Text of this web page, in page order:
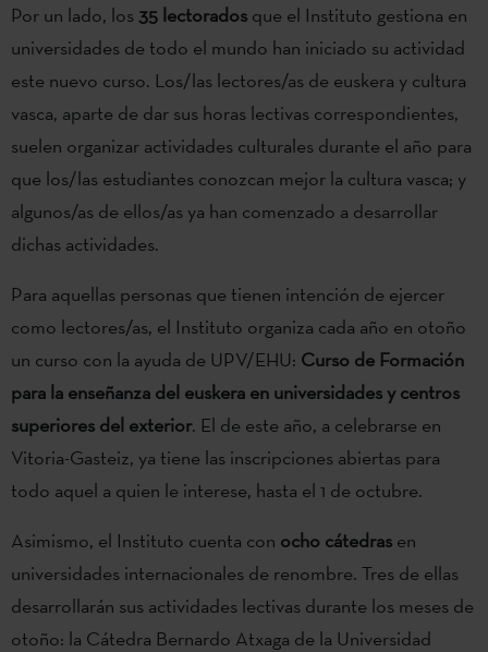
Por un lado, los35 lectorados que el Instituto gestiona en
universidades de todo el mundo han iniciado su actividad
este nuevo curso. Los/las lectores/as de euskera y cultura
vasca, aparte de dar sus horas lectivas correspondientes,
suelen organizar actividades culturales durante el año para
que los/las estudiantes conozcan mejor la cultura vasca; y
algunos/as de ellos/as ya han comenzado a desarrollar
dichas actividades.
Para aquellas personas que tienen intención de ejercer
como lectores/as, el Instituto organiza cada año en otoño
un curso con la ayuda de UPV/EHU: Curso de Formación
para la enseñanza del euskera en universidades y centros
superiores del exterior. El de este año, a celebrarse en
Vitoria-Gasteiz, ya tiene las inscripciones abiertas para
todo aquel a quien le interese, hasta el 1 de octubre.
Asimismo, el Instituto cuenta con ocho cátedras en
universidades internacionales de renombre. Tres de ellas
desarrollarán sus actividades lectivas durante los meses de
otoño: la Cátedra Bernardo Atxaga de la Universidad